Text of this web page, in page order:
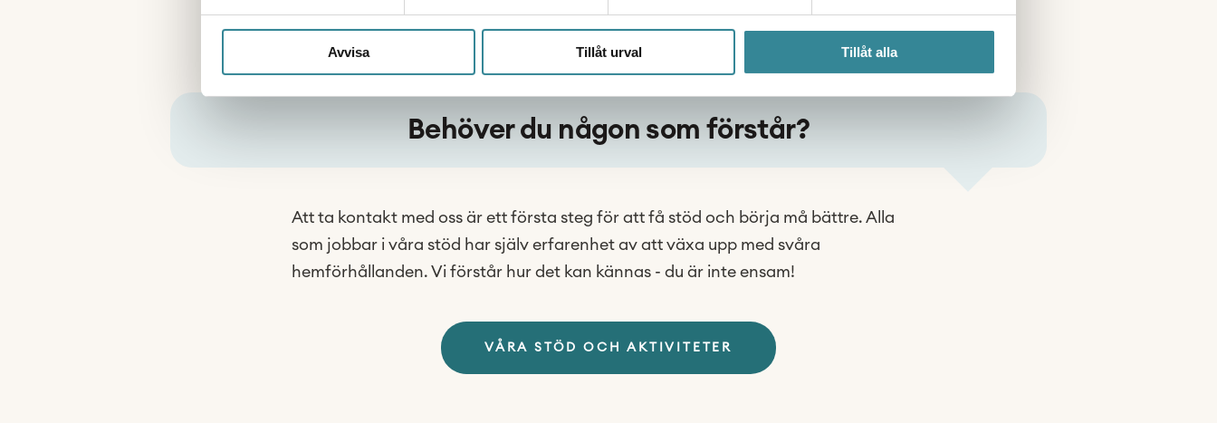
Avvisa Tillåt urval Tillåt alla
Behöver du någon som förstår?
Att ta kontakt med oss är ett första steg för att få stöd och börja må bättre. Alla
som jobbar i våra stöd har själv erfarenhet av att växa upp med svåra
hemförhållanden. Vi förstår hur det kan kännas - du är inte ensam!
VÅRA STÖD OCH AKTIVITETER